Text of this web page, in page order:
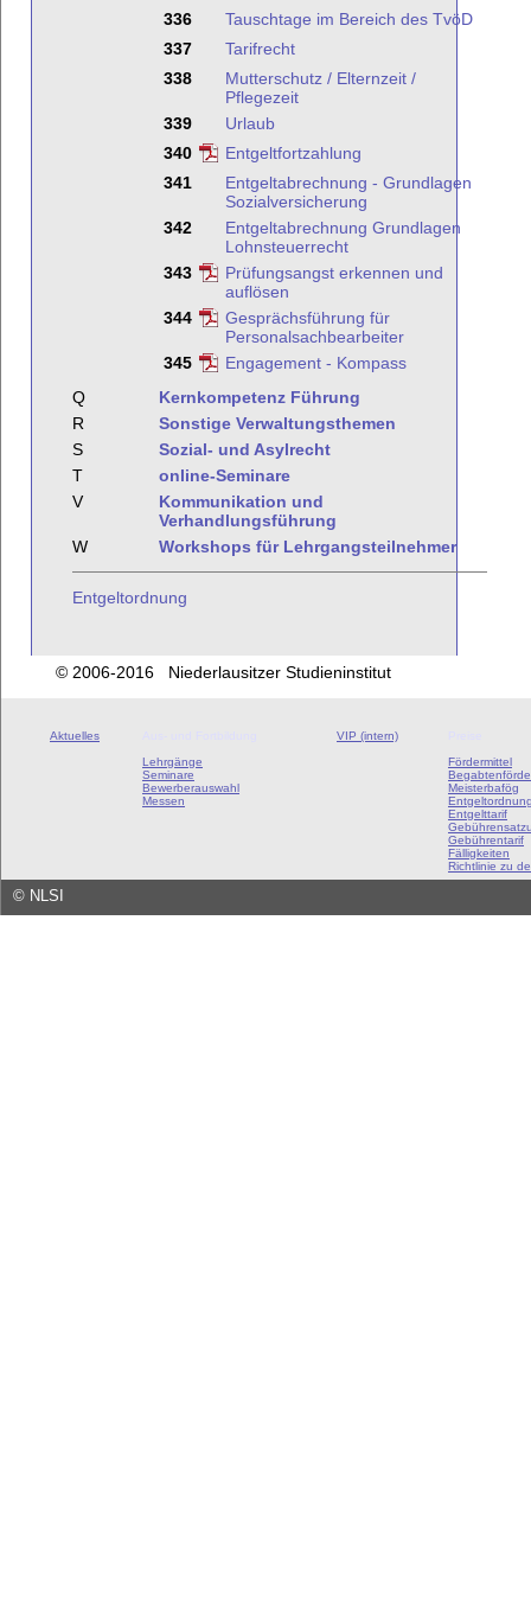
336
Tauschtage im Bereich des TvöD
337
Tarifrecht
338
Mutterschutz / Elternzeit /
Pflegezeit
339
Urlaub
340
Entgeltfortzahlung
341
Entgeltabrechnung - Grundlagen
Sozialversicherung
342
Entgeltabrechnung Grundlagen
Lohnsteuerrecht
343
Prüfungsangst erkennen und
auflösen
344
Gesprächsführung für
Personalsachbearbeiter
345
Engagement - Kompass
Q
Kernkompetenz Führung
R
Sonstige Verwaltungsthemen
S
Sozial- und Asylrecht
T
online-Seminare
V
Kommunikation und
Verhandlungsführung
W
Workshops für Lehrgangsteilnehmer
Entgeltordnung
© 2006-2016 Niederlausitzer Studieninstitut
Aktuelles
Lehrgänge
Seminare
Bewerberauswahl
Messen
VIP (intern)
Fördermittel
Meisterbafög
Entgelttarif
Gebührentarif
Fälligkeiten
Richtlinie zu
© NLSI